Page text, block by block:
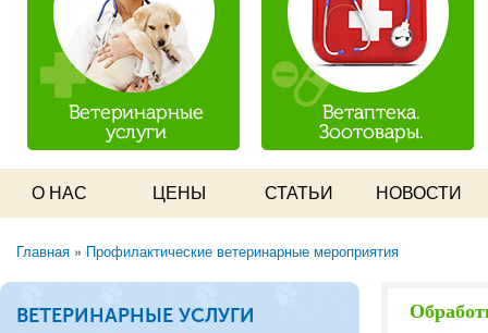
О НАС ЦЕНЫ СТАТЬИ НОВОСТИ
Вы здесь
Главная » Профилактические ветеринарные мероприятия
ВЕТЕРИНАРНЫЕ УСЛУГИ